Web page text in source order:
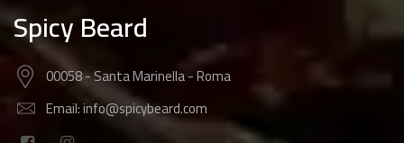
Spicy Beard
00058 - Santa Marinella - Roma
Email: info@spicybeard.com